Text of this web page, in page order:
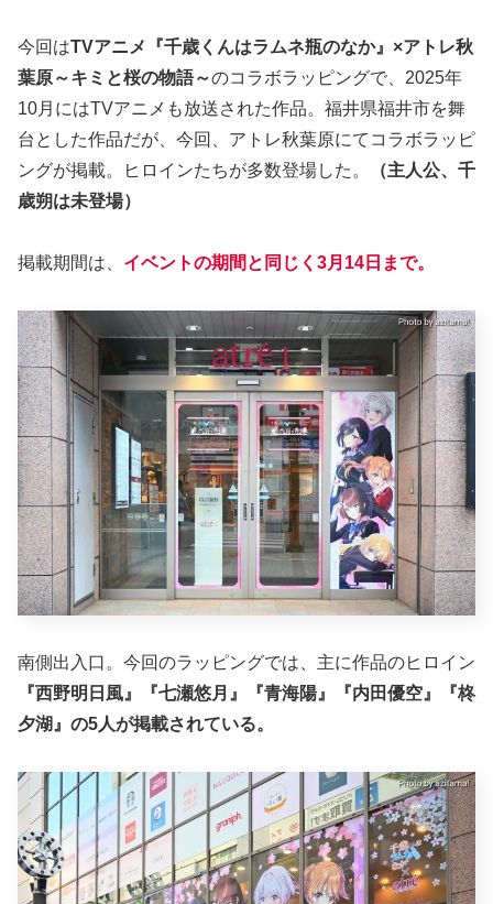
今回はTVアニメ『千歳くんはラムネ瓶のなか』×アトレ秋
葉原～キミと桜の物語～のコラボラッピングで、2025年
10月にはTVアニメも放送された作品。福井県福井市を舞
台とした作品だが、今回、アトレ秋葉原にてコラボラッピ
ングが掲載。ヒロインたちが多数登場した。
（主人公、千
歳朔は未登場）
掲載期間は、 イベントの期間と同じく3月14日まで。
南側出入口。今回のラッピングでは、主に作品のヒロイン
『西野明日風』『七瀬悠月』『青海陽』『内田優空』『柊
夕湖』の5人が掲載されている。